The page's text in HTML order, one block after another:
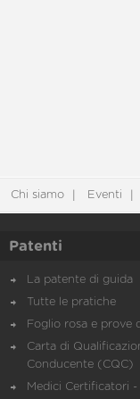
Chi siamo Eventi
Patenti
La patente di guida
Tutte le pratiche
Foglio rosa e prove
Carta di
Conducente (CQC)
Medici Certificatori